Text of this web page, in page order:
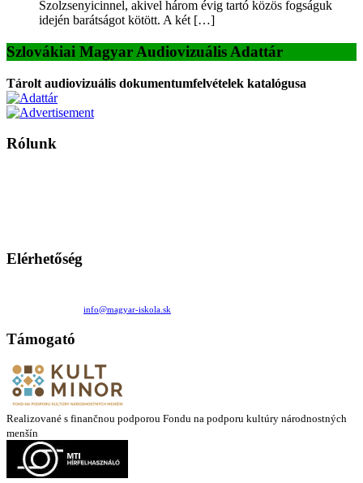
Szolzsenyicinnel, akivel három évig tartó közös fogságuk
idején barátságot kötött. A két […]
Szlovákiai Magyar Audiovizuális Adattár
Tárolt audiovizuális dokumentumfelvételek katalógusa
Rólunk
Elérhetőség
info@magyar-iskola.sk
Támogató
Realizované s finančnou podporou Fondu na podporu kultúry národnostných
menšín